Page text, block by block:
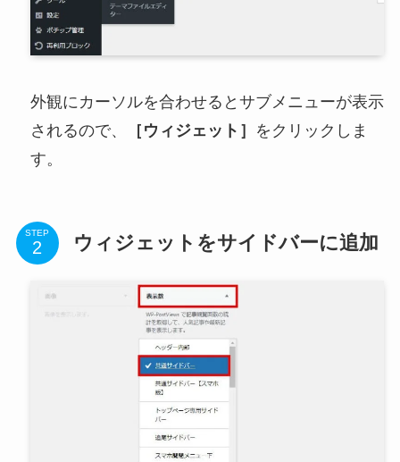
外観にカーソルを合わせるとサブメニューが表示
されるので、
［ウィジェット］
をクリックしま
す。
STEP ウィジェットをサイドバーに追加